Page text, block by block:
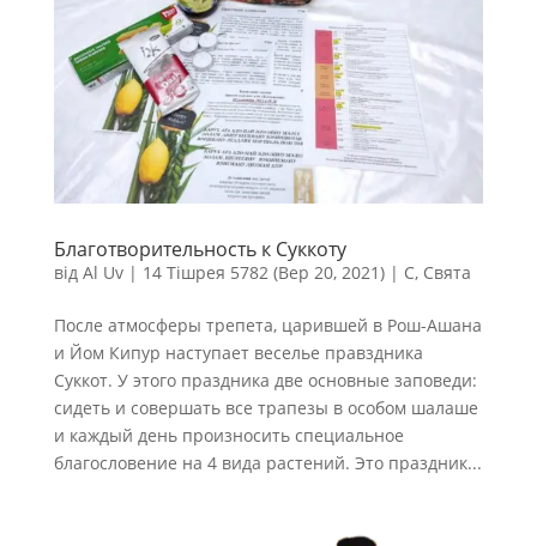
Благотворительность к Суккоту
від Al Uv| 14 Тішрея 5782 (Вер 20, 2021)| С, Свята
После атмосферы трепета, царившей в Рош-Ашана
и Йом Кипур наступает веселье правздника
Суккот. У этого праздника две основные заповеди:
сидеть и совершать все трапезы в особом шалаше
и каждый день произносить специальное
благословение на 4 вида растений. Это праздник...